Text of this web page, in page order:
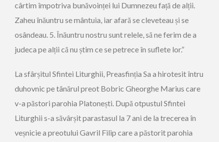
cârtim împotriva bunăvoinței lui Dumnezeu față de alții.
Zaheu înăuntru se mântuia, iar afară se cleveteau și se
osândeau. 5. Înăuntru nostru sunt relele, să ne ferim de a
judeca pe alții că nu știm ce se petrece în suflete lor.”
La sfârșitul Sfintei Liturghii, Preasfinția Sa a hirotesit întru
duhovnic pe tânărul preot Bobric Gheorghe Marius care
v-a păstori parohia Platonești. După otpustul Sfintei
Liturghii s-a săvârșit parastasul la 7 ani de la trecerea în
veșnicie a preotului Gavril Filip care a păstorit parohia